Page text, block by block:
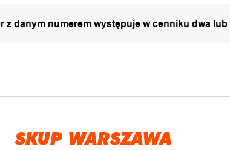
danym numerem występuje w cenniku dwa lub
SKUP WARSZAWA